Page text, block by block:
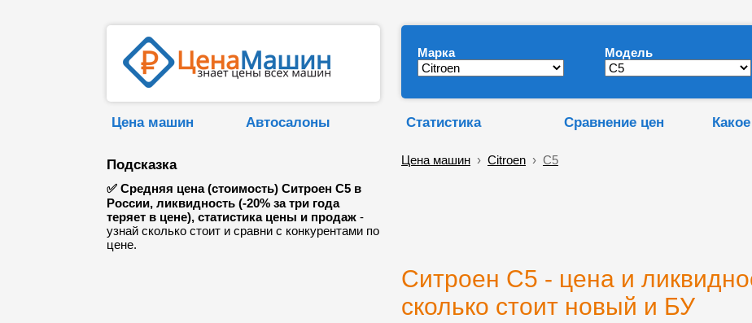
Марка Модель
Цена машин Автосалоны Статистика Сравнение цен
Подсказка
✅ Средняя цена (стоимость) Ситроен С5 в
России, ликвидность (-20% за три года
теряет в цене), статистика цены и продаж -
узнай сколько стоит и сравни с конкурентами по
цене.
Цена машин › Citroen › C5
Ситроен С5 - цена и
сколько стоит новый и БУ